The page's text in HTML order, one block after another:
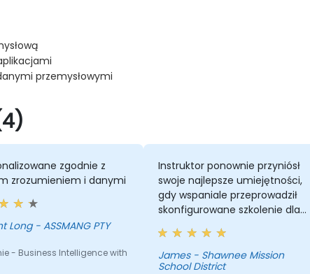
przemysłowymi
zgodnie z
zrozumieniem i danymi
Long - ASSMANG PTY
- Business Intelligence with
Instruktor ponownie przyniósł
swoje najlepsze umiejętności,
gdy wspaniale przeprowadził
skonfigurowane szkolenie dla
moich pracowników, z
doskonałym czasem, wiedzą,
wsparciem i bliską relacją z
moimi pracownikami.
James - Shawnee Mission
School District